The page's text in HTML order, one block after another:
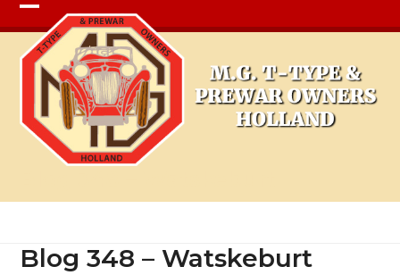
Open
mobile
menu
Close
mobile
menu
Blog 348 – Watskeburt